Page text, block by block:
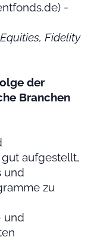
-
Fidelity
der
Branchen
aufgestellt,
und
zu
und